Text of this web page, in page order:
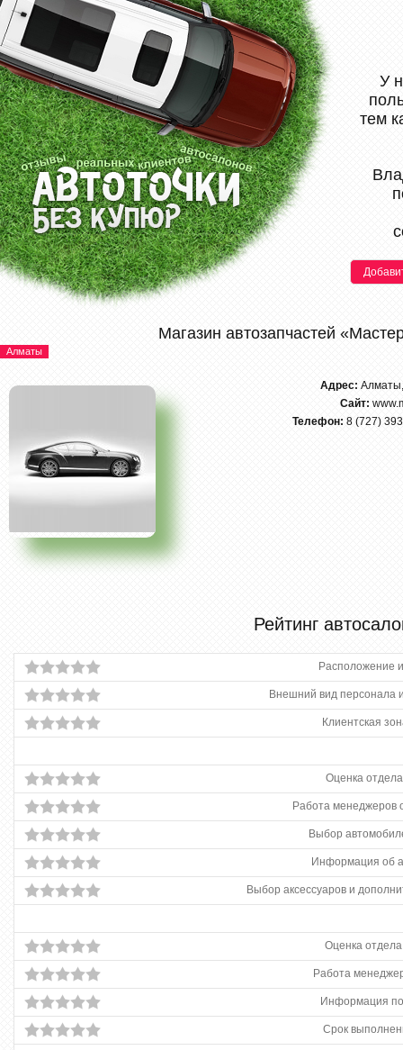
У
тем
Магазин автозапчастей
Алматы
Адрес:
Сайт:
Телефон: 8 (727)
Рейтинг
Расположение
Внешний вид персонала
Клиентская
Оценка
Работа менеджеров
Выбор
Информация об
Выбор аксессуаров и
Оценка
Работа
Информация
Срок